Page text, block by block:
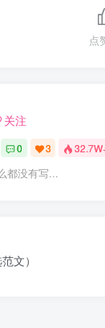
点
关注
0 3
都没有写...
文）